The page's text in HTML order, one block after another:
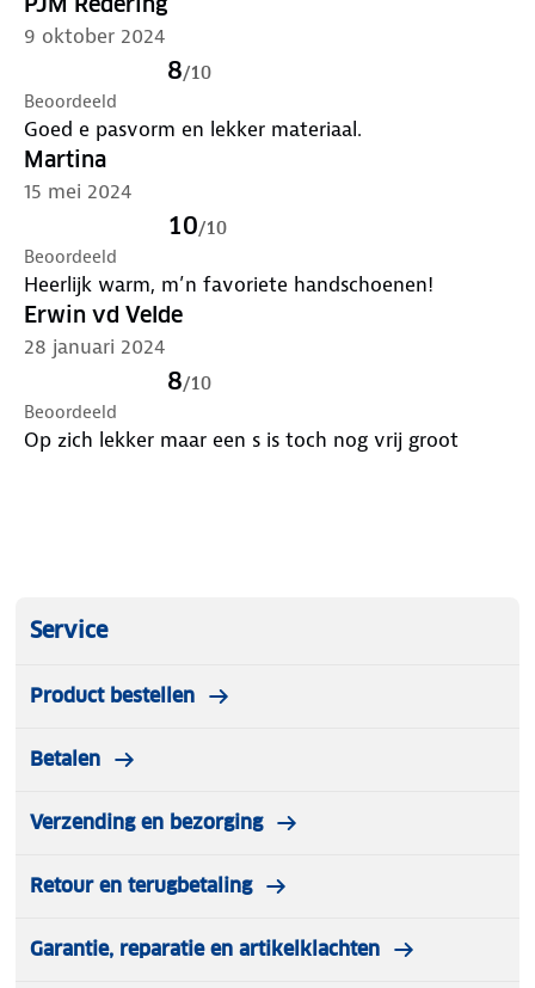
9 oktober 2024
8/10
Beoordeeld
Goed e pasvorm en lekker materiaal.
Martina
15 mei 2024
10/10
Beoordeeld
Heerlijk warm, m’n favoriete handschoenen!
Erwin vd Velde
28 januari 2024
8/10
Beoordeeld
Op zich lekker maar een s is toch nog vrij groot
Service
Product bestellen
Betalen
Verzending en bezorging
Retour en terugbetaling
Garantie, reparatie en artikelklachten